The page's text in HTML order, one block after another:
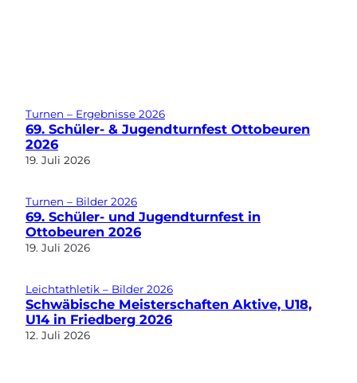
Turnen – Ergebnisse 2026
69. Schüler- & Jugendturnfest Ottobeuren
2026
19. Juli 2026
Turnen – Bilder 2026
69. Schüler- und Jugendturnfest in
Ottobeuren 2026
19. Juli 2026
Leichtathletik – Bilder 2026
Schwäbische Meisterschaften Aktive, U18,
U14 in Friedberg 2026
12. Juli 2026